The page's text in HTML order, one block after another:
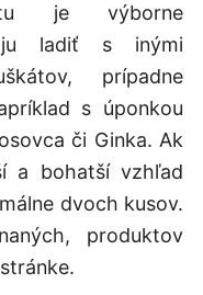
je výborne
ju ladiť s inými
prípadne
s úponkou
či Ginka. Ak
a bohatší vzhľad
dvoch kusov.
produktov